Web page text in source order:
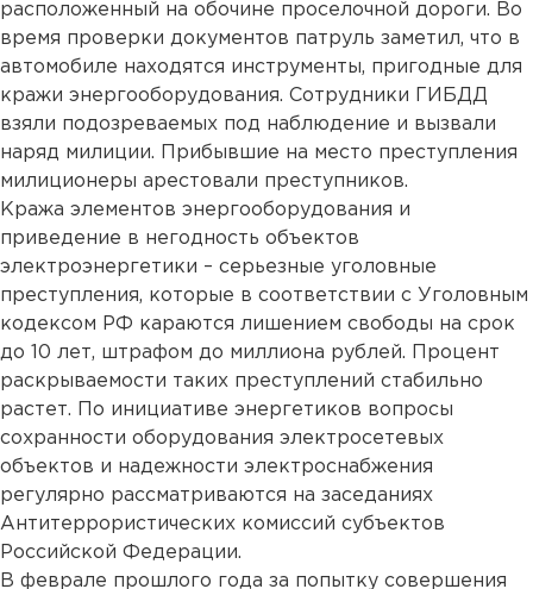
расположенный на обочине проселочной дороги. Во
время проверки документов патруль заметил, что в
автомобиле находятся инструменты, пригодные для
кражи энергооборудования. Сотрудники ГИБДД
взяли подозреваемых под наблюдение и вызвали
наряд милиции. Прибывшие на место преступления
милиционеры арестовали преступников.
Кража элементов энергооборудования и
приведение в негодность объектов
электроэнергетики – серьезные уголовные
преступления, которые в соответствии с Уголовным
кодексом РФ караются лишением свободы на срок
до 10 лет, штрафом до миллиона рублей. Процент
раскрываемости таких преступлений стабильно
растет. По инициативе энергетиков вопросы
сохранности оборудования электросетевых
объектов и надежности электроснабжения
регулярно рассматриваются на заседаниях
Антитеррористических комиссий субъектов
Российской Федерации.
В феврале прошлого года за попытку совершения